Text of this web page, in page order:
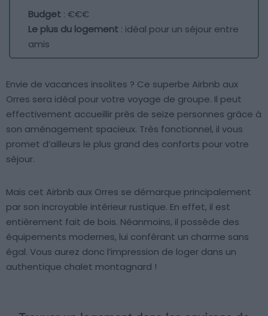
Budget : €€€
Le plus du logement : idéal pour un séjour entre
amis
Envie de vacances insolites ? Ce superbe Airbnb aux
Orres sera idéal pour votre voyage de groupe. Il peut
effectivement accueillir près de seize personnes grâce à
son aménagement spacieux. Très fonctionnel, il vous
promet d’ailleurs le plus grand des conforts pour votre
séjour.
Mais cet Airbnb aux Orres se démarque principalement
par son incroyable intérieur rustique. En effet, il est
entièrement fait de bois. Néanmoins, il possède des
équipements modernes, lui conférant un charme sans
égal. Vous aurez donc l’impression de loger dans un
authentique chalet montagnard !